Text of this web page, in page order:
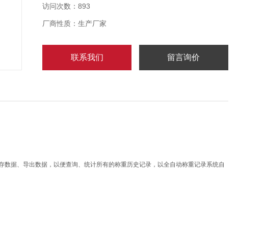
查询、统计所有的称重历史记录，以全自动称重记录系
统自动保存数据达计算机上。
访问次数：893
厂商性质：生产厂家
联系我们 留言询价
据、导出数据，以便查询、统计所有的称重历史记录，以全自动称重记录系统自